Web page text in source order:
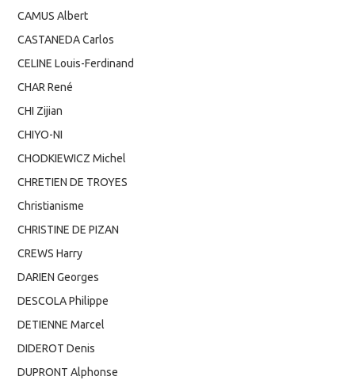
CAMUS Albert
CASTANEDA Carlos
CELINE Louis-Ferdinand
CHAR René
CHI Zijian
CHIYO-NI
CHODKIEWICZ Michel
CHRETIEN DE TROYES
Christianisme
CHRISTINE DE PIZAN
CREWS Harry
DARIEN Georges
DESCOLA Philippe
DETIENNE Marcel
DIDEROT Denis
DUPRONT Alphonse